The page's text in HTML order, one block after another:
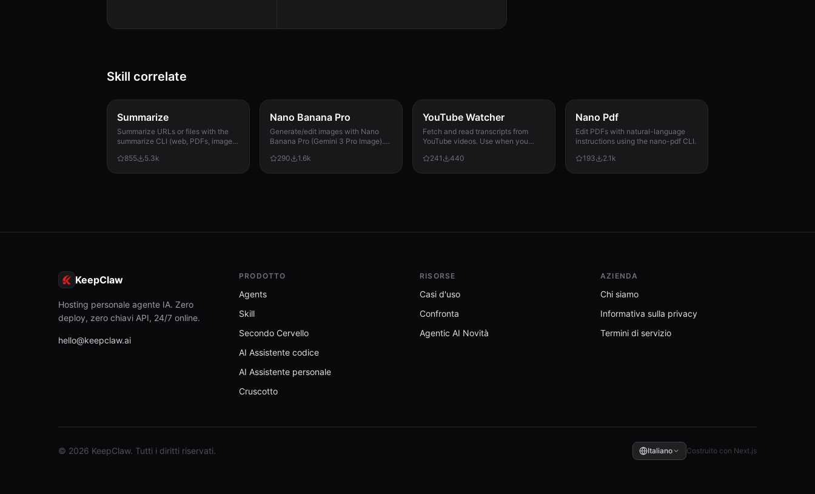
Skill correlate
Summarize
Summarize URLs or files with the
summarize CLI (web, PDFs, images,
855
5.3k
Nano Banana Pro
Generate/edit images with Nano
Banana Pro (Gemini 3 Pro Image).
requests incl. edits. Supports text-
290 1.6k
YouTube Watcher
Fetch and read transcripts from
YouTube videos. Use when you
questions about its content, or
241 440
Nano Pdf
Edit PDFs with natural-language
instructions using the nano-pdf CLI.
193
2.1k
KeepClaw
Hosting personale agente IA. Zero
deploy, zero chiavi API, 24/7 online.
hello@keepclaw.ai
PRODOTTO
Agents
Skill
Secondo Cervello
AI Assistente codice
AI Assistente personale
Cruscotto
RISORSE
Casi d'uso
Confronta
Agentic AI Novità
AZIENDA
Chi siamo
Informativa sulla privacy
Termini di servizio
© 2026 KeepClaw. Tutti i diritti riservati. Italiano Costruito con Next.js